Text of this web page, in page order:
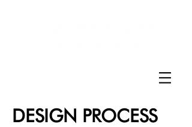
DESIGN PROCESS